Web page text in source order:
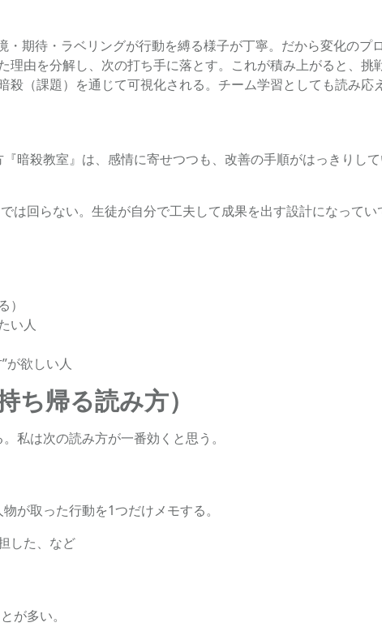
・期待・ラベリングが行動を縛る様子が丁寧。だから変化のプ
理由を分解し、次の打ち手に落とす。これが積み上がると、挑
殺（課題）を通じて可視化される。チーム学習としても読み応
暗殺教室』は、感情に寄せつつも、改善の手順がはっきりし
は回らない。生徒が自分で工夫して成果を出す設計になって
い人
が欲しい人
ち帰る読み方）
私は次の読み方が一番効くと思う。
が取った行動を1つだけメモする。
した、など
が多い。